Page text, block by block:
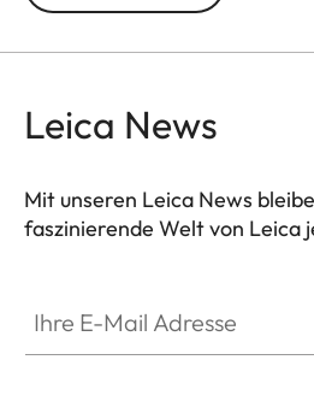
Leica News
Mit unseren Leica News
faszinierende Welt von